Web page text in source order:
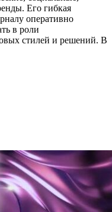
Его гибкая
оперативно
в роли
стилей и решений. В